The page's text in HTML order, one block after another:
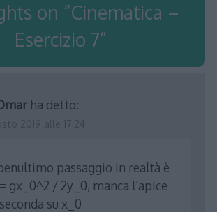
on “Cinematica –
Esercizio 7”
ha detto:
passaggio in realtà è
gx_0^2 / 2y_0, manca l’apice
su x_0